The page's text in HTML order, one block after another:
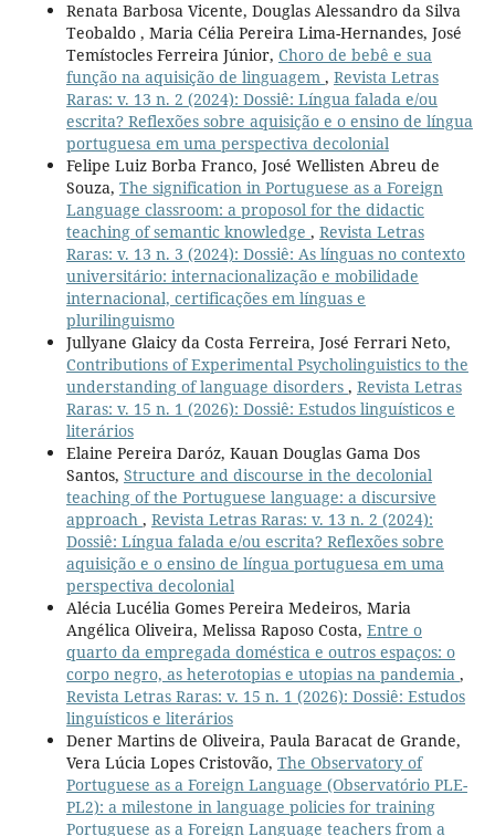
Renata Barbosa Vicente, Douglas Alessandro da Silva
Teobaldo , Maria Célia Pereira Lima-Hernandes, José
Temístocles Ferreira Júnior, Choro de bebê e sua
função na aquisição de linguagem , Revista Letras
Raras: v. 13 n. 2 (2024): Dossiê: Língua falada e/ou
escrita? Reflexões sobre aquisição e o ensino de língua
portuguesa em uma perspectiva decolonial
Felipe Luiz Borba Franco, José Wellisten Abreu de
Souza, The signification in Portuguese as a Foreign
Language classroom: a proposol for the didactic
teaching of semantic knowledge , Revista Letras
Raras: v. 13 n. 3 (2024): Dossiê: As línguas no contexto
universitário: internacionalização e mobilidade
internacional, certificações em línguas e
plurilinguismo
Jullyane Glaicy da Costa Ferreira, José Ferrari Neto,
Contributions of Experimental Psycholinguistics to the
understanding of language disorders , Revista Letras
Raras: v. 15 n. 1 (2026): Dossiê: Estudos linguísticos e
literários
Elaine Pereira Daróz, Kauan Douglas Gama Dos
Santos, Structure and discourse in the decolonial
teaching of the Portuguese language: a discursive
approach , Revista Letras Raras: v. 13 n. 2 (2024):
Dossiê: Língua falada e/ou escrita? Reflexões sobre
aquisição e o ensino de língua portuguesa em uma
perspectiva decolonial
Alécia Lucélia Gomes Pereira Medeiros, Maria
Angélica Oliveira, Melissa Raposo Costa, Entre o
quarto da empregada doméstica e outros espaços: o
corpo negro, as heterotopias e utopias na pandemia ,
Revista Letras Raras: v. 15 n. 1 (2026): Dossiê: Estudos
linguísticos e literários
Dener Martins de Oliveira, Paula Baracat de Grande,
Vera Lúcia Lopes Cristovão, The Observatory of
Portuguese as a Foreign Language (Observatório PLE-
PL2): a milestone in language policies for training
Portuguese as a Foreign Language teachers from a